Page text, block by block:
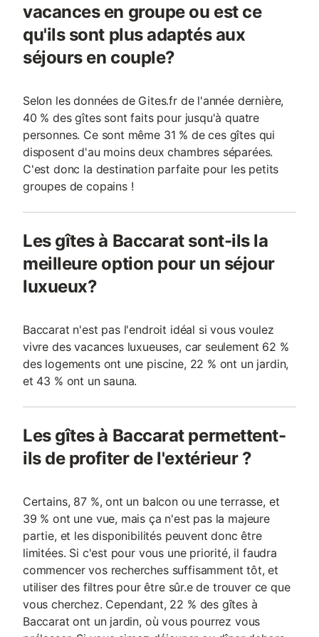
vacances en groupe ou est ce
qu'ils sont plus adaptés aux
séjours en couple?
Selon les données de Gites.fr de l'année dernière,
40 % des gîtes sont faits pour jusqu'à quatre
personnes. Ce sont même 31 % de ces gîtes qui
disposent d'au moins deux chambres séparées.
C'est donc la destination parfaite pour les petits
groupes de copains !
Les gîtes à Baccarat sont-ils la
meilleure option pour un séjour
luxueux?
Baccarat n'est pas l'endroit idéal si vous voulez
vivre des vacances luxueuses, car seulement 62 %
des logements ont une piscine, 22 % ont un jardin,
et 43 % ont un sauna.
Les gîtes à Baccarat permettent-
ils de profiter de l'extérieur ?
Certains, 87 %, ont un balcon ou une terrasse, et
39 % ont une vue, mais ça n'est pas la majeure
partie, et les disponibilités peuvent donc être
limitées. Si c'est pour vous une priorité, il faudra
commencer vos recherches suffisamment tôt, et
utiliser des filtres pour être sûr.e de trouver ce que
vous cherchez. Cependant, 22 % des gîtes à
Baccarat ont un jardin, où vous pourrez vous